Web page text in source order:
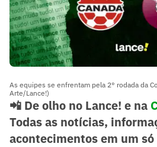
As equipes se enfrentam pela 2° rodada da
Arte/Lance!)
📲 De olho no Lance! e na
Todas as notícias,
acontecimentos em um só